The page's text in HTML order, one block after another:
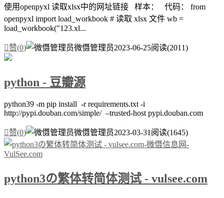
使用openpyxl 读取xlsx中的网址链接 样本： 代码： from
openpyxl import load_workbook # 读取 xlsx 文件 wb =
load_workbook("123.xl...
赞(0) 微慑管理员2023-06-25阅读(2011)
python - 豆瓣源
python39 -m pip install -r requirements.txt -i
http://pypi.douban.com/simple/ –trusted-host pypi.douban.com
赞(0) 微慑管理员2023-03-31 阅读(1645)
python3の繁体转简体测试 - vulsee.com